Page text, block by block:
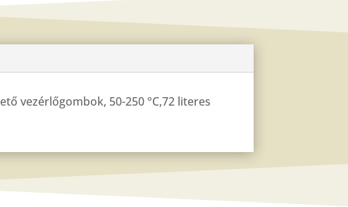
vezérlőgombok, 50-250 °C,72 literes